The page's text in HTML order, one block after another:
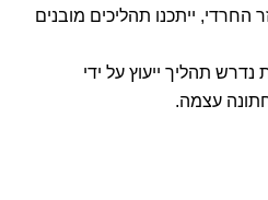
החרדי, ייתכנו תהליכים מובנים
תהליך ייעוץ על ידי
עצמה.